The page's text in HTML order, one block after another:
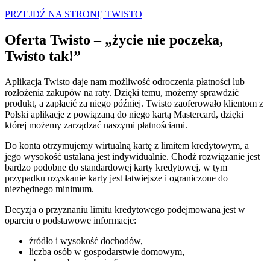
PRZEJDŹ NA STRONĘ TWISTO
Oferta Twisto – „życie nie poczeka,
Twisto tak!”
Aplikacja Twisto daje nam możliwość odroczenia płatności lub
rozłożenia zakupów na raty. Dzięki temu, możemy sprawdzić
produkt, a zapłacić za niego później. Twisto zaoferowało klientom z
Polski aplikacje z powiązaną do niego kartą Mastercard, dzięki
której możemy zarządzać naszymi płatnościami.
Do konta otrzymujemy wirtualną kartę z limitem kredytowym, a
jego wysokość ustalana jest indywidualnie. Chodź rozwiązanie jest
bardzo podobne do standardowej karty kredytowej, w tym
przypadku uzyskanie karty jest łatwiejsze i ograniczone do
niezbędnego minimum.
Decyzja o przyznaniu limitu kredytowego podejmowana jest w
oparciu o podstawowe informacje:
źródło i wysokość dochodów,
liczba osób w gospodarstwie domowym,